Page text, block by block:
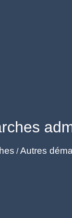
/Autres